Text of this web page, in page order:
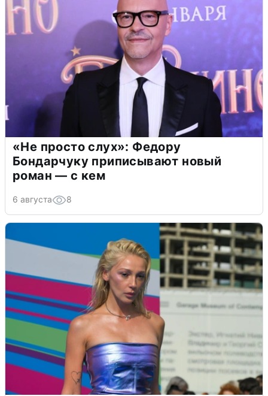
«Не просто слух»: Федору
Бондарчуку приписывают новый
роман — с кем
6 августа 8